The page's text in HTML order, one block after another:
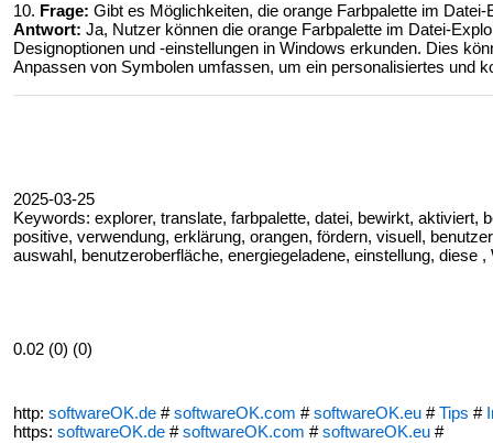
10. Frage: Gibt es Möglichkeiten, die orange Farbpalette im
Antwort: Ja, Nutzer können die orange Farbpalette im Datei-
Designoptionen und -einstellungen in Windows erkunden. Dies
Anpassen von Symbolen umfassen, um ein personalisiertes und
2025-03-25
Keywords: explorer, translate, farbpalette, datei, bewirkt, aktiviert,
positive, verwendung, erklärung, orangen, fördern, visuell,
auswahl, benutzeroberfläche, energiegeladene, einstellung, diese
0.02 (0) (0)
http: softwareOK.de #softwareOK.com #softwareOK.eu #Tips #
https: softwareOK.de #softwareOK.com #softwareOK.eu #